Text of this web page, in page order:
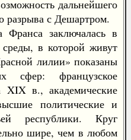
дальнейшего
разрыва с Дешартром.
заключалась в
в которой живут
лилии» показаны
сфер: французское
XIX в., академические
политические и
республики. Круг
шире, чем в любом